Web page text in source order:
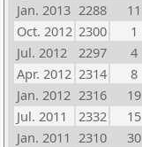
Jan. 2013 2288 11
Oct. 2012 2300 1
Jul. 2012
2297 4
Apr. 2012 2314 8
Jan. 2012 2316 19
Jul. 2011
2332 15
Jan. 2011 2310 30